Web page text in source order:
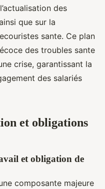
des
que sur la
sante. Ce plan
des troubles sante
crise, garantissant la
des salariés
et obligations
et obligation de
composante majeure